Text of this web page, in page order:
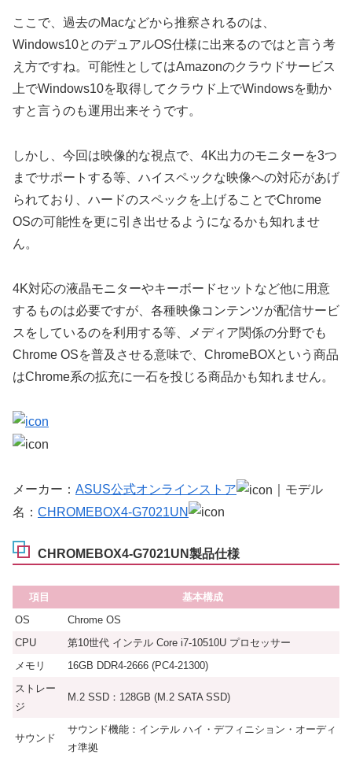
ここで、過去のMacなどから推察されるのは、
Windows10とのデュアルOS仕様に出来るのではと言う考
え方ですね。可能性としてはAmazonのクラウドサービス
上でWindows10を取得してクラウド上でWindowsを動か
すと言うのも運用出来そうです。
しかし、今回は映像的な視点で、4K出力のモニターを3つ
までサポートする等、ハイスペックな映像への対応があげ
られており、ハードのスペックを上げることでChrome
OSの可能性を更に引き出せるようになるかも知れませ
ん。
4K対応の液晶モニターやキーボードセットなど他に用意
するものは必要ですが、各種映像コンテンツが配信サービ
スをしているのを利用する等、メディア関係の分野でも
Chrome OSを普及させる意味で、ChromeBOXという商品
はChrome系の拡充に一石を投じる商品かも知れません。
メーカー： ASUS公式オンラインストア
｜モデル
名： CHROMEBOX4-G7021UN
CHROMEBOX4-G7021UN製品仕様
項目
基本構成
OS
Chrome OS
CPU
第10世代 インテル Core i7-10510U プロセッサー
メモリ
16GB DDR4-2666 (PC4-21300)
ストレー
ジ
M.2 SSD：128GB (M.2 SATA SSD)
サウンド
サウンド機能：インテル ハイ・デフィニション・オーディ
オ準拠